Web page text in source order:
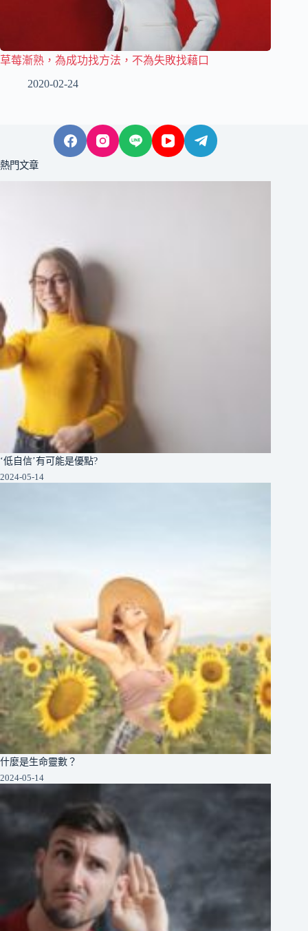
草莓漸熟，為成功找方法，不為失敗找藉口
2020-02-24
熱門文章
‘低自信’有可能是優點?
2024-05-14
什麼是生命靈數？
2024-05-14